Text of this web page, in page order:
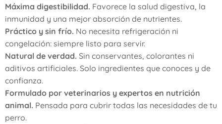
Máxima digestibilidad. Favorece la salud digestiva, la
inmunidad y una mejor absorción de nutrientes.
Práctico y sin frío. No necesita refrigeración ni
congelación: siempre listo para servir.
Natural de verdad. Sin conservantes, colorantes ni
aditivos artificiales. Solo ingredientes que conoces y de
confianza.
Formulado por veterinarios y expertos en nutrición
animal. Pensada para cubrir todas las necesidades de tu
perro.